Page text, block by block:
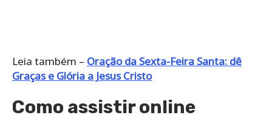
Leia também – Oração da Sexta-Feira Santa: dê
Graças e Glória a Jesus Cristo
Como assistir online